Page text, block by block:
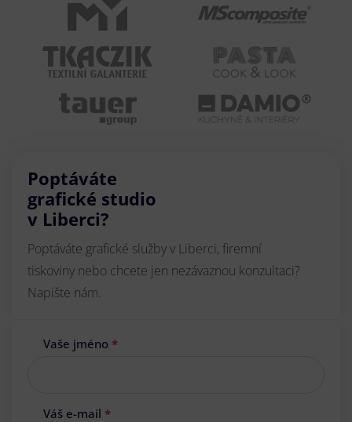
Poptáváte
grafické studio
v Liberci?
Poptáváte grafické služby v Liberci, firemní
tiskoviny nebo chcete jen nezávaznou konzultaci?
Napište nám.
Vaše jméno *
Váš e-mail *